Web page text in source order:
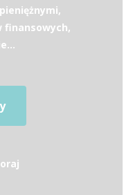
finansowych,